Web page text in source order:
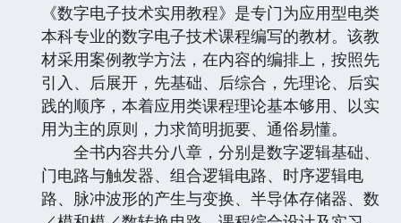
《数字电子技术实用教程》是专门为应用型电类
本科专业的数字电子技术课程编写的教材。该教
材采用案例教学方法，在内容的编排上，按照先
引入、后展开，先基础、后综合，先理论、后实
践的顺序，本着应用类课程理论基本够用、以实
用为主的原则，力求简明扼要、通俗易懂。
全书内容共分八章，分别是数字逻辑基础、
门电路与触发器、组合逻辑电路、时序逻辑电
路、脉冲波形的产生与变换、半导体存储器、数